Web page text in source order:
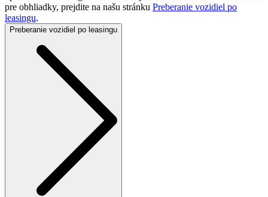
pre obhliadky, prejdite na našu stránku Preberanie vozidiel po
leasingu.
Preberanie vozidiel po leasingu